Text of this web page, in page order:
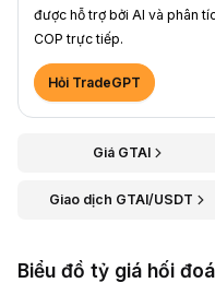
được hỗ trợ bởi AI và phân
COP trực tiếp.
Hỏi TradeGPT
Giá GTAI
Giao dịch GTAI/USDT
Biểu đồ tỷ giá hối